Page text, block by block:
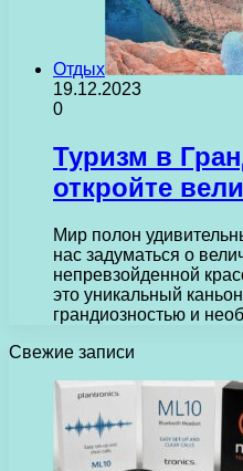
Отдых
19.12.2023
0
Туризм в
откройте
Мир полон
нас задуматься о
непревзойденной
это уникальный
грандиозностью и
Свежие записи